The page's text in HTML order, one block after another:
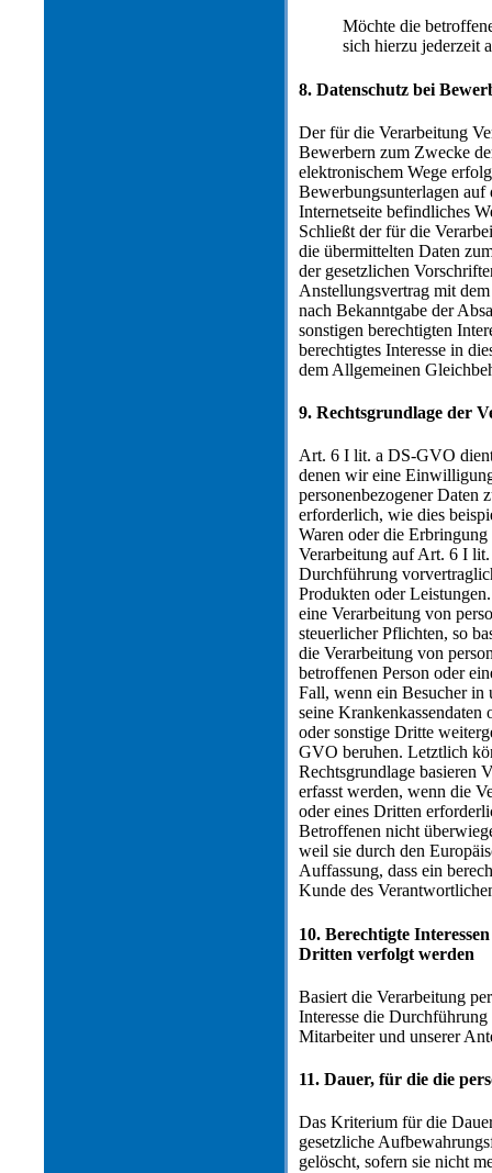
Möchte die
sich hierzu jederzeit
8. Datenschutz bei
Der für die Verarbeitung
Bewerbern zum Zwecke
elektronischem Wege
Bewerbungsunterlagen
Internetseite befindliches
Schließt der für die
die übermittelten Daten
der gesetzlichen
Anstellungsvertrag mit
nach Bekanntgabe der
sonstigen berechtigten
berechtigtes Interesse in
dem Allgemeinen
9. Rechtsgrundlage der
Art. 6 I lit. a DS-GVO dient
denen wir eine
personenbezogener Daten
erforderlich, wie dies
Waren oder die
Verarbeitung auf Art. 6 I
Durchführung
Produkten oder
eine Verarbeitung von
steuerlicher Pflichten, so
die Verarbeitung von
betroffenen Person oder
Fall, wenn ein Besucher in
seine
oder sonstige Dritte
GVO beruhen. Letztlich
Rechtsgrundlage basieren
erfasst werden, wenn die
oder eines Dritten
Betroffenen nicht
weil sie durch den
Auffassung, dass ein
Kunde des
10. Berechtigte
Dritten verfolgt werden
Basiert die Verarbeitung
Interesse die Durchführung
Mitarbeiter und unserer
11. Dauer, für die die
Das Kriterium für die
gesetzliche
gelöscht, sofern sie nicht